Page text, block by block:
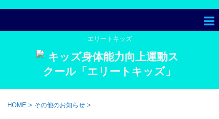
エリートキッズ
HOME > その他のお知らせ >